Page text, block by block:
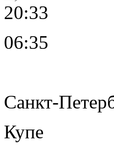
20:33
06:35
Санкт-
Купе